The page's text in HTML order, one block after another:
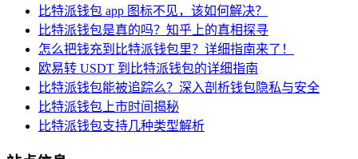
比特派钱包 app 图标不见，该如何解决？
比特派钱包是真的吗？知乎上的真相探寻
怎么把钱充到比特派钱包里？详细指南来了！
欧易转 USDT 到比特派钱包的详细指南
比特派钱包能被追踪么？深入剖析钱包隐私与安全
比特派钱包上市时间揭秘
比特派钱包支持几种类型解析